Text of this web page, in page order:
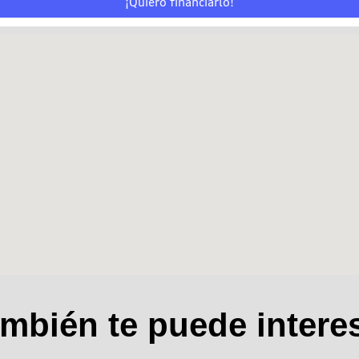
te puede